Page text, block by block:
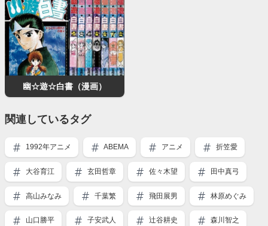
幽☆遊☆白書（漫画）
関連しているタグ
1992年アニメ ABEMA アニメ 折笠愛
大谷育江 玄田哲章 佐々木望 田中真弓
高山みなみ 千葉繁 飛田展男 林原めぐみ
山口勝平 子安武人 辻谷耕史 森川智之